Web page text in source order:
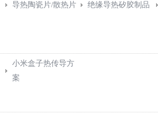
导热陶瓷片/散热片 绝缘导热矽胶制品
小米盒子热传导方
案